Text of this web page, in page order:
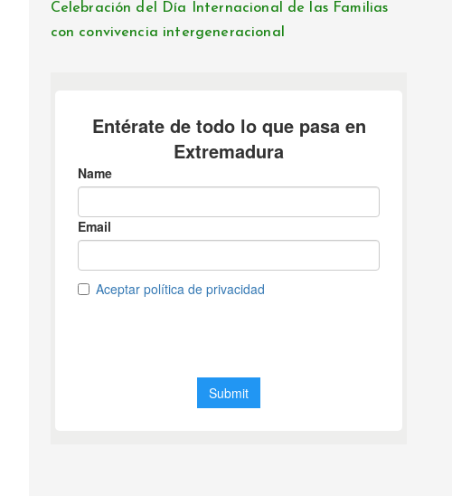
Celebración del Día Internacional de las Familias
con convivencia intergeneracional